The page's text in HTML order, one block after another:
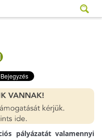
pályázatát valamennyi